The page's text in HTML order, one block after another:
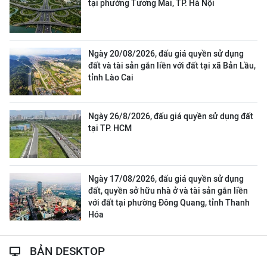
tại phường Tương Mai, TP. Hà Nội
Ngày 20/08/2026, đấu giá quyền sử dụng
đất và tài sản gắn liền với đất tại xã Bản Lầu,
tỉnh Lào Cai
Ngày 26/8/2026, đấu giá quyền sử dụng đất
tại TP. HCM
Ngày 17/08/2026, đấu giá quyền sử dụng
đất, quyền sở hữu nhà ở và tài sản gắn liền
với đất tại phường Đông Quang, tỉnh Thanh
Hóa
BẢN DESKTOP